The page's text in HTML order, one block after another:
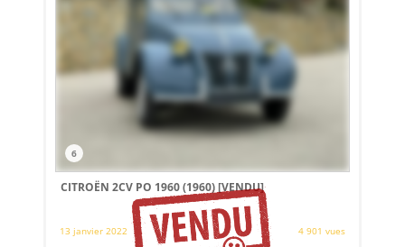
6
CITROËN 2CV PO 1960 (1960)[VENDU]
13 janvier 2022 4 901 vues